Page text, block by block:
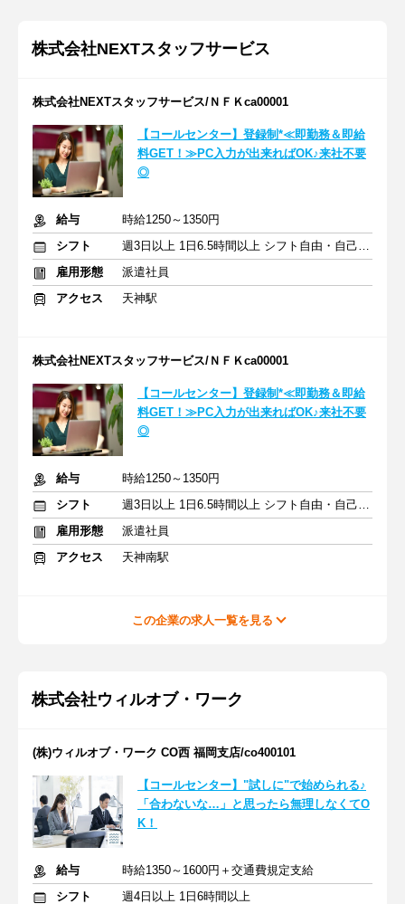
株式会社NEXTスタッフサービス
株式会社NEXTスタッフサービス/ＮＦＫca00001
【コールセンター】登録制*≪即勤務＆即給
料GET！≫PC入力が出来ればOK♪来社不要
◎
給与
時給1250～1350円
シフト
週3日以上 1日6.5時間以上 シフト自由・自己申告
雇用形態
派遣社員
アクセス
天神駅
株式会社NEXTスタッフサービス/ＮＦＫca00001
【コールセンター】登録制*≪即勤務＆即給
料GET！≫PC入力が出来ればOK♪来社不要
◎
給与
時給1250～1350円
シフト
週3日以上 1日6.5時間以上 シフト自由・自己申告
雇用形態
派遣社員
アクセス
天神南駅
この企業の求人一覧を見る
株式会社ウィルオブ・ワーク
(株)ウィルオブ・ワーク CO西 福岡支店/co400101
【コールセンター】"試しに"で始められる♪
「合わないな…」と思ったら無理しなくてO
K！
給与
時給1350～1600円＋交通費規定支給
シフト
週4日以上 1日6時間以上